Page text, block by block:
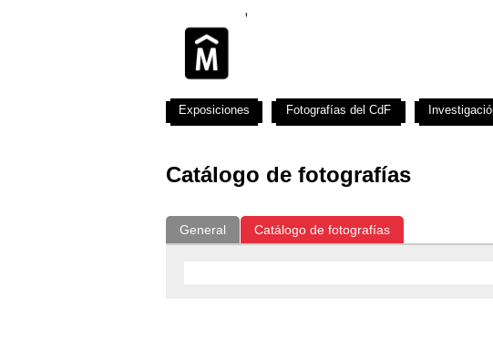
Catálogo de fotografías
General Catálogo de fotografías
Exposiciones Fotografías del CdF